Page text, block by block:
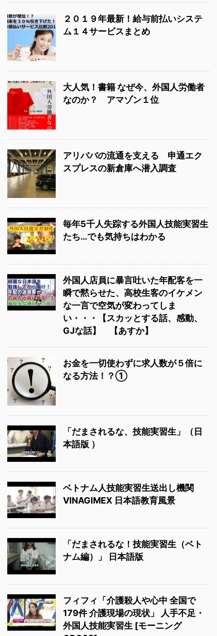
２０１９年最新！給与前払いシステ
ム１４サービスまとめ
大人気！書籍 なぜ今、外国人労働者
なのか？ アマゾン１位
アリババの流通を支える 申通エク
スプレスの新倉庫へ潜入調査
毎年5千人失踪する外国人技能実習生
たち…でも気持ちはわかる
外国人店員に暴言吐いた年配客を一
瞬で黙らせた、高校生客のイケメン
な一言で空気が変わってしま
い・・・【スカッとする話、感動、
GJな話】 【あすか】
お金を一切使わずに求人数が５倍に
なる方法！？①
「だまされるな、技能実習生」（日
本語版 ）
ベトナム人技能実習生送出し機関
VINAGIMEX 日本語教育風景
「だまされるな！技能実習生（ベト
ナム編）」 日本語版
フィフィ「介護殺人や心中 全国で
179件 介護現場の現状」 人手不足・
外国人技能実習生 [モーニング